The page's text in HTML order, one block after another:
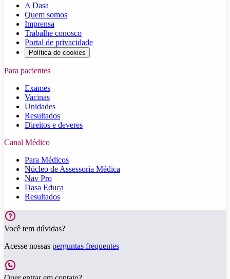
A Dasa
Quem somos
Imprensa
Trabalhe conosco
Portal de privacidade
Política de cookies
Para pacientes
Exames
Vacinas
Unidades
Resultados
Direitos e deveres
Canal Médico
Para Médicos
Núcleo de Assessoria Médica
Nav Pro
Dasa Educa
Resultados
Você tem dúvidas?
Acesse nossas perguntas frequentes